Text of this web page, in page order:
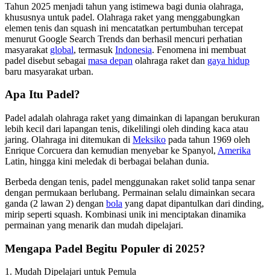
Tahun 2025 menjadi tahun yang istimewa bagi dunia olahraga,
khususnya untuk padel. Olahraga raket yang menggabungkan
elemen tenis dan squash ini mencatatkan pertumbuhan tercepat
menurut Google Search Trends dan berhasil mencuri perhatian
masyarakat global, termasuk Indonesia. Fenomena ini membuat
padel disebut sebagai masa depan olahraga raket dan gaya hidup
baru masyarakat urban.
Apa Itu Padel?
Padel adalah olahraga raket yang dimainkan di lapangan berukuran
lebih kecil dari lapangan tenis, dikelilingi oleh dinding kaca atau
jaring. Olahraga ini ditemukan di Meksiko pada tahun 1969 oleh
Enrique Corcuera dan kemudian menyebar ke Spanyol, Amerika
Latin, hingga kini meledak di berbagai belahan dunia.
Berbeda dengan tenis, padel menggunakan raket solid tanpa senar
dengan permukaan berlubang. Permainan selalu dimainkan secara
ganda (2 lawan 2) dengan bola yang dapat dipantulkan dari dinding,
mirip seperti squash. Kombinasi unik ini menciptakan dinamika
permainan yang menarik dan mudah dipelajari.
Mengapa Padel Begitu Populer di 2025?
1. Mudah Dipelajari untuk Pemula